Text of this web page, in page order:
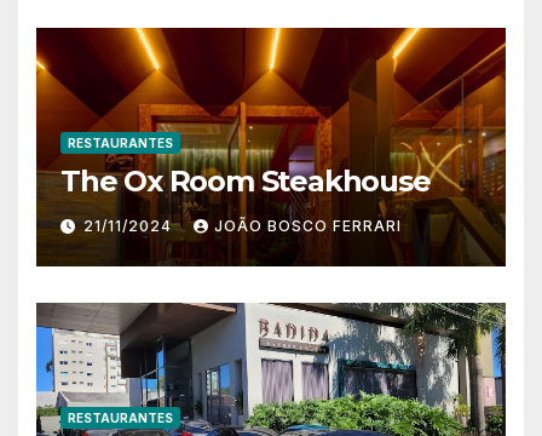
RESTAURANTES
The Ox Room Steakhouse
21/11/2024 JOÃO BOSCO FERRARI
RESTAURANTES